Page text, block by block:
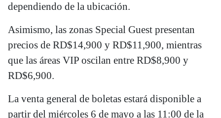
dependiendo de la ubicación.
Asimismo, las zonas Special Guest presentan
precios de RD$14,900 y RD$11,900, mientras
que las áreas VIP oscilan entre RD$8,900 y
RD$6,900.
La venta general de boletas estará disponible a
partir del miércoles 6 de mayo a las 11:00 de la